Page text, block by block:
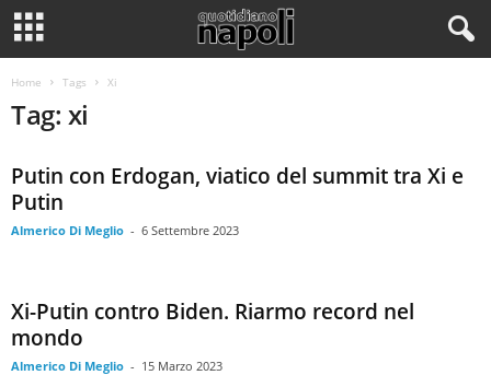
Home Tags Xi
Tag: xi
Putin con Erdogan, viatico del summit tra Xi e
Putin
Almerico Di Meglio - 6 Settembre 2023
Xi-Putin contro Biden. Riarmo record nel
mondo
Almerico Di Meglio - 15 Marzo 2023